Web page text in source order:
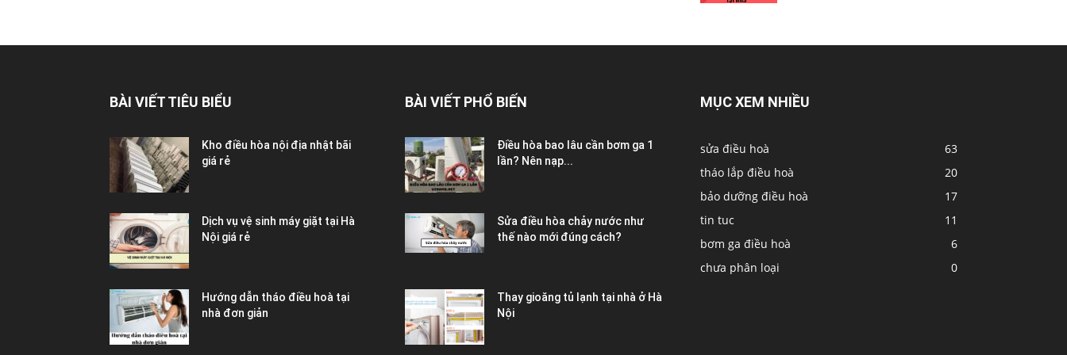
BÀI VIẾT TIÊU BIỂU
Kho điều hòa nội địa nhật bãi
giá rẻ
Dịch vụ vệ sinh máy giặt tại Hà
Nội giá rẻ
Hướng dẫn tháo điều hoà tại
nhà đơn giản
BÀI VIẾT PHỔ BIẾN
Điều hòa bao lâu cần bơm ga 1
lần? Nên nạp...
Sửa điều hòa chảy nước như
thế nào mới đúng cách?
Thay gioăng tủ lạnh tại nhà ở Hà
Nội
MỤC XEM NHIỀU
sửa điều hoà
63
tháo lắp điều hoà
20
bảo dưỡng điều hoà
17
tin tuc
11
bơm ga điều hoà
6
chưa phân loại
0